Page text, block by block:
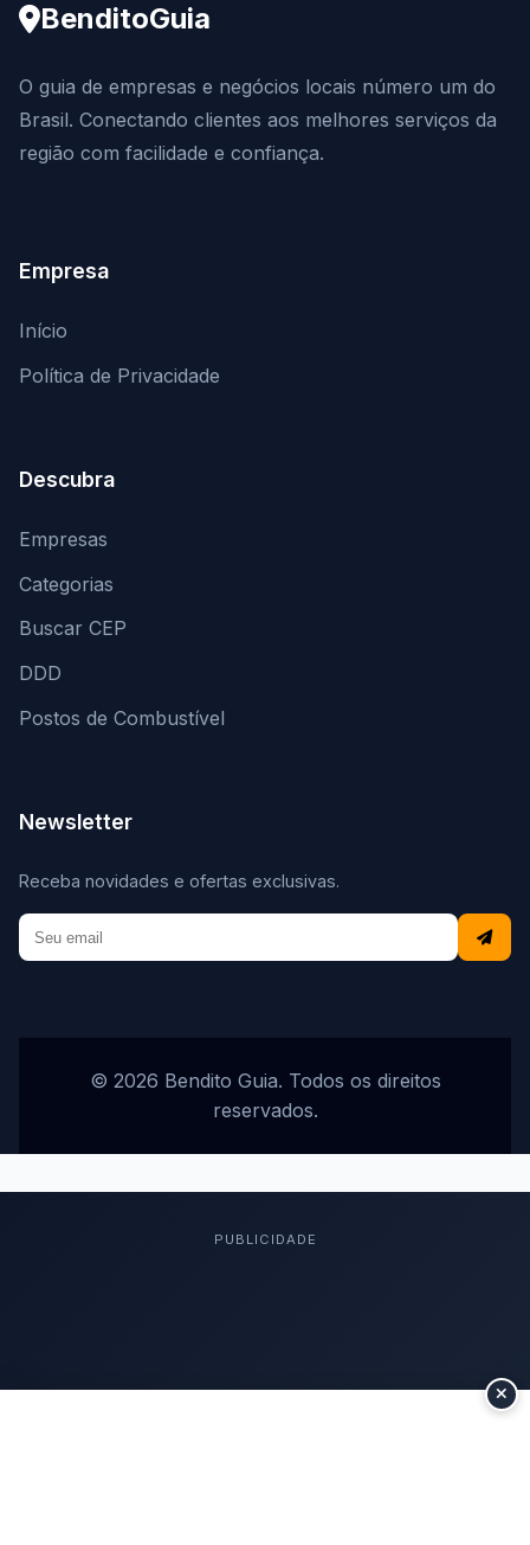
BenditoGuia
O guia de empresas e negócios locais número um do
Brasil. Conectando clientes aos melhores serviços da
região com facilidade e confiança.
Empresa
Início
Política de Privacidade
Descubra
Empresas
Categorias
Buscar CEP
DDD
Postos de Combustível
Newsletter
Receba novidades e ofertas exclusivas.
© 2026 Bendito Guia. Todos os direitos
reservados.